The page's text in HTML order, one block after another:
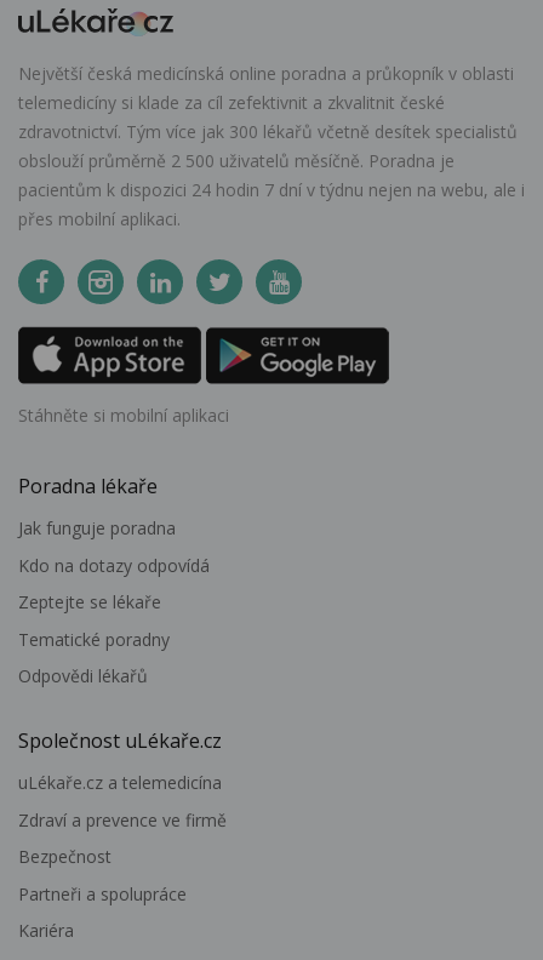
Největší česká medicínská online poradna a průkopník v oblasti
telemedicíny si klade za cíl zefektivnit a zkvalitnit české
zdravotnictví. Tým více jak 300 lékařů včetně desítek specialistů
obslouží průměrně 2 500 uživatelů měsíčně. Poradna je
pacientům k dispozici 24 hodin 7 dní v týdnu nejen na webu, ale i
přes mobilní aplikaci.
Stáhněte si mobilní aplikaci
Poradna lékaře
Jak funguje poradna
Kdo na dotazy odpovídá
Zeptejte se lékaře
Tematické poradny
Odpovědi lékařů
Společnost uLékaře.cz
uLékaře.cz a telemedicína
Zdraví a prevence ve firmě
Bezpečnost
Partneři a spolupráce
Kariéra